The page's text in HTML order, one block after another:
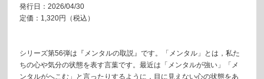
発行日：2026/04/30
定価：1,320円（税込）
シリーズ第56弾は『メンタルの取説』です。「メンタル」とは，私た
ちの心や気分の状態を表す言葉です。最近は「メンタルが強い」「メ
ンタルがへこむ」と言ったりするように，目に見えない心の状態をあ